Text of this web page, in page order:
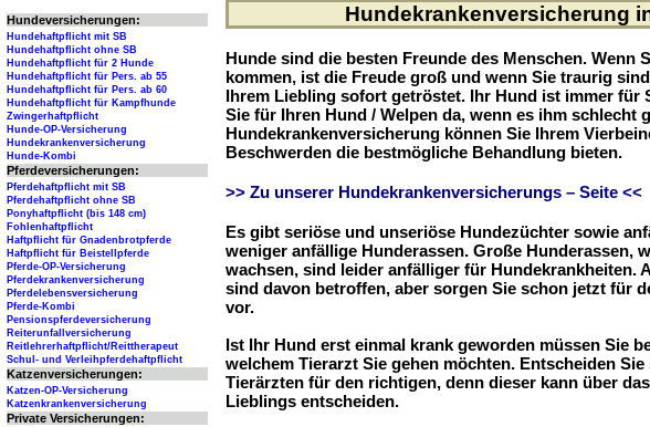
Hundekrankenversicherung
Hunde sind die besten Freunde des Menschen. Wenn
kommen, ist die Freude groß und wenn Sie traurig
Ihrem Liebling sofort getröstet. Ihr Hund ist immer für
Sie für Ihren Hund / Welpen da, wenn es ihm schlecht
Hundekrankenversicherung können Sie Ihrem
Beschwerden die bestmögliche Behandlung bieten.
>> Zu unserer Hundekrankenversicherungs – Seite <<
Es gibt seriöse und unseriöse Hundezüchter sowie
weniger anfällige Hunderassen. Große Hunderassen,
wachsen, sind leider anfälliger für Hundekrankheiten.
sind davon betroffen, aber sorgen Sie schon jetzt für
vor.
Ist Ihr Hund erst einmal krank geworden müssen Sie
welchem Tierarzt Sie gehen möchten. Entscheiden
Tierärzten für den richtigen, denn dieser kann über
Lieblings entscheiden.
Hundeversicherungen:
Hundehaftpflicht mit SB
Hundehaftpflicht ohne SB
Hundehaftpflicht für 2 Hunde
Hundehaftpflicht für Pers. ab 55
Hundehaftpflicht für Pers. ab 60
Hundehaftpflicht für Kampfhunde
Zwingerhaftpflicht
Hunde-OP-Versicherung
Hundekrankenversicherung
Hunde-Kombi
Pferdeversicherungen:
Pferdehaftpflicht mit SB
Pferdehaftpflicht ohne SB
Ponyhaftpflicht (bis 148 cm)
Fohlenhaftpflicht
Haftpflicht für Gnadenbrotpferde
Haftpflicht für Beistellpferde
Pferde-OP-Versicherung
Pferdekrankenversicherung
Pferdelebensversicherung
Pferde-Kombi
Pensionspferdeversicherung
Reiterunfallversicherung
Reitlehrerhaftpflicht/Reittherapeut
Schul- und Verleihpferdehaftpflicht
Katzenversicherungen:
Katzen-OP-Versicherung
Katzenkrankenversicherung
Private Versicherungen: